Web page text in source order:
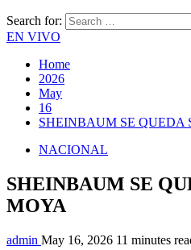
Search for:
EN VIVO
Home
2026
May
16
SHEINBAUM SE QUEDA
NACIONAL
SHEINBAUM SE
MOYA
admin May 16, 2026 11 minutes